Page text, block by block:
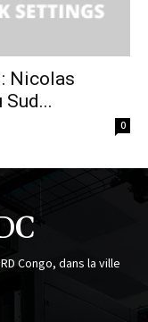
Nicolas
0
Congo, dans la ville